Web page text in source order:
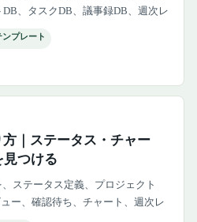
、タスクDB、議事録DB、週次レ
ンプレート
｜ステータス・チャー
見つける
ステータス定義、プロジェクト
ー、確認待ち、チャート、週次レ